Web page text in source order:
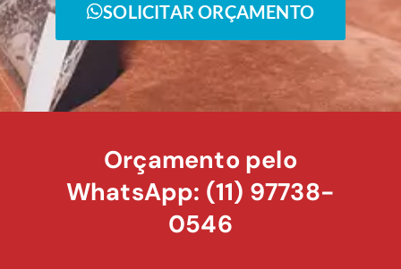
SOLICITAR ORÇAMENTO
Orçamento pelo
WhatsApp: (11) 97738-
0546